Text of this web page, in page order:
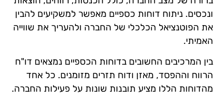
ונכסים. ניתוח דוחות כספיים מאפשר למשקיעים להבין
את הפוטנציאל הכלכלי של החברה ולהעריך את שווייה
האמיתי.
בין המרכיבים החשובים בדוחות הכספיים נמצאים דו"ח
הרווח וההפסד, מאזן ודוח תזרים מזומנים. כל אחד
מהדוחות הללו מציע תובנות שונות על פעילות החברה.